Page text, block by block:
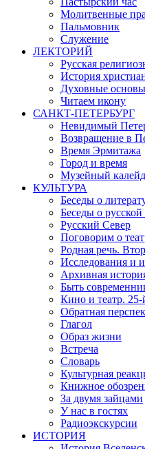
Молитвенные
Пальмовник
Служение
ЛЕКТОРИЙ
Русская
История
Духовные основы
Читаем икону
САНКТ-ПЕТЕРБУРГ
Невидимый
Возвращение в
Время Эрмитажа
Город и время
Музейный
КУЛЬТУРА
Беседы о
Беседы о русской
Русский Север
Поговорим о
Родная речь.
Исследования и
Архивная
Быть
Кино и театр. 25-
Обратная
Глагол
Образ жизни
Встреча
Словарь
Культурная
Книжное
За двумя зайцами
У нас в гостях
Радиоэкскурсии
ИСТОРИЯ